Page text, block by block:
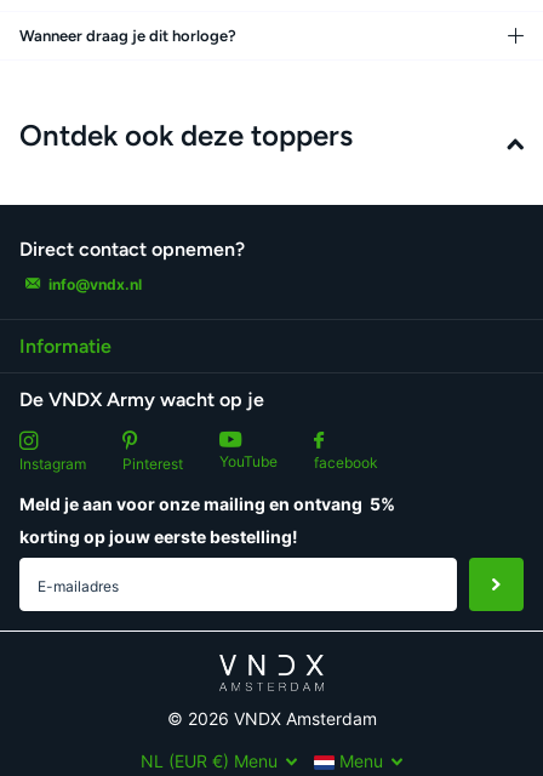
Wanneer draag je dit horloge?
Ontdek ook deze toppers
Direct contact opnemen?
info@vndx.nl
Informatie
De VNDX Army wacht op je
Instagram Pinterest YouTube facebook
Meld je aan voor onze mailing en ontvang 5%
korting op jouw eerste bestelling!
© 2026 VNDX Amsterdam
NL (EUR €) Menu Menu